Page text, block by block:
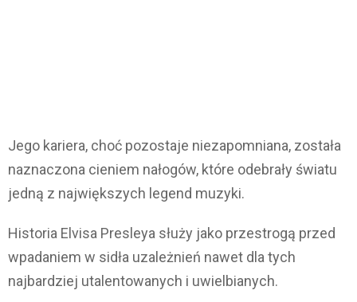
Jego kariera, choć pozostaje niezapomniana, została
naznaczona cieniem nałogów, które odebrały światu
jedną z największych legend muzyki.
Historia Elvisa Presleya służy jako przestrogą przed
wpadaniem w sidła uzależnień nawet dla tych
najbardziej utalentowanych i uwielbianych.